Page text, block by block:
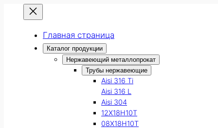
Главная страница
Каталог продукции
Нержавеющий металлопрокат
Трубы нержавеющие
Aisi 316 Ti
Aisi 316 L
Aisi 304
12Х18Н10Т
08Х18Н10Т